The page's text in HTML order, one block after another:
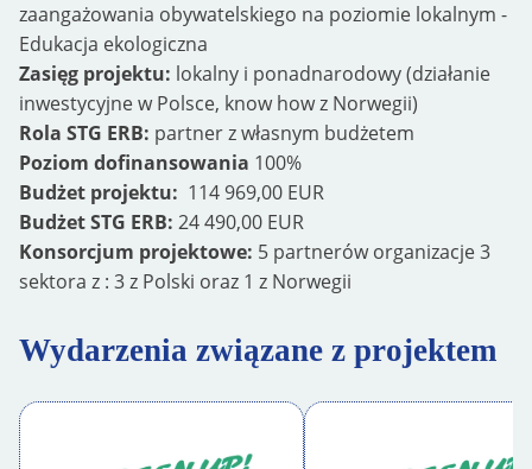
zaangażowania obywatelskiego na poziomie lokalnym -
Edukacja ekologiczna
Zasięg projektu: lokalny i ponadnarodowy (działanie
inwestycyjne w Polsce, know how z Norwegii)
Rola STG ERB: partner z własnym budżetem
Poziom dofinansowania 100%
Budżet projektu: 114 969,00 EUR
Budżet STG ERB: 24 490,00 EUR
Konsorcjum projektowe: 5 partnerów organizacje 3
sektora z : 3 z Polski oraz 1 z Norwegii
Wydarzenia związane z projektem